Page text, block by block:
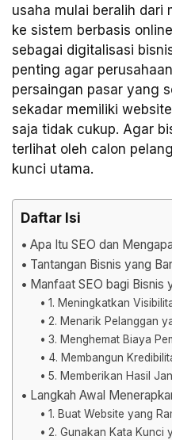
usaha mulai beralih dari
ke sistem berbasis
sebagai digitalisasi
penting agar
persaingan pasar yang
sekadar memiliki
saja tidak cukup. Agar
terlihat oleh calon
kunci utama.
Daftar Isi
Apa Itu SEO dan
Tantangan Bisnis yang
Manfaat SEO bagi Bisnis
1. Meningkatkan
2. Menarik Pelanggan
3. Menghemat Biaya
4. Membangun
5. Memberikan Hasil
Langkah Awal
1. Buat Website yang
2. Gunakan Kata Kunci